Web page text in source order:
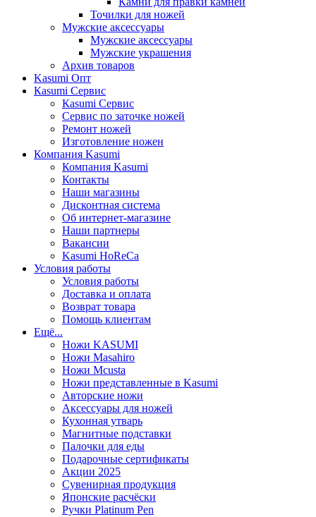
Точилки для ножей
Мужские аксессуары
Мужские аксессуары
Мужские украшения
Архив товаров
Kasumi Опт
Кasumi Сервис
Кasumi Сервис
Сервис по заточке ножей
Ремонт ножей
Изготовление ножен
Компания Kasumi
Компания Kasumi
Контакты
Наши магазины
Дисконтная система
Об интернет-магазине
Наши партнеры
Вакансии
Kasumi HoReCa
Условия работы
Условия работы
Доставка и оплата
Возврат товара
Помощь клиентам
Ещё...
Ножи KASUMI
Ножи Masahiro
Ножи Mcusta
Ножи представленные в Kasumi
Авторские ножи
Аксессуары для ножей
Кухонная утварь
Магнитные подставки
Палочки для еды
Подарочные сертификаты
Акции 2025
Сувенирная продукция
Японские расчёски
Ручки Platinum Pen